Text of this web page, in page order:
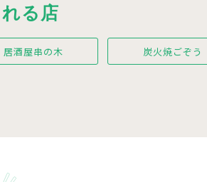
る店
居酒屋串の木 炭火焼ごぞう